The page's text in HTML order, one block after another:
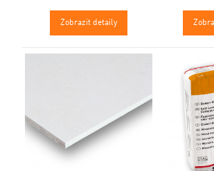
Zobrazit detaily